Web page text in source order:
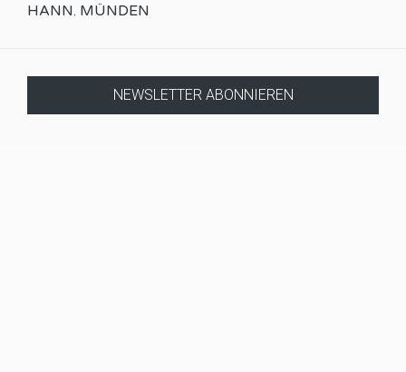
HANN. MÜNDEN
NEWSLETTER ABONNIEREN